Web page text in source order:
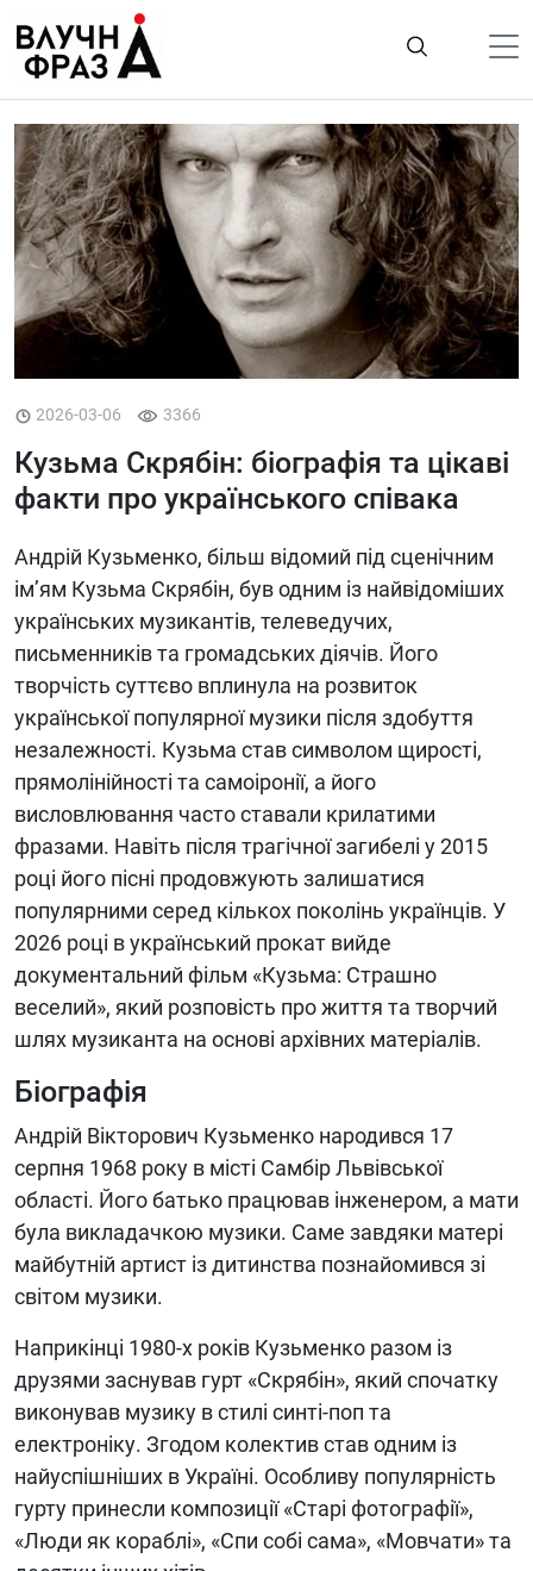
содержимому
Політика
Гроші
Життя
Лайфстайл
ТехноНаука
Людина
Про нас
2026-03-06 3366
Кузьма Скрябін: біографія та цікаві
факти про українського співака
Андрій Кузьменко, більш відомий під сценічним
ім’ям Кузьма Скрябін, був одним із найвідоміших
українських музикантів, телеведучих,
письменників та громадських діячів. Його
творчість суттєво вплинула на розвиток
української популярної музики після здобуття
незалежності. Кузьма став символом щирості,
прямолінійності та самоіронії, а його
висловлювання часто ставали крилатими
фразами. Навіть після трагічної загибелі у 2015
році його пісні продовжують залишатися
популярними серед кількох поколінь українців. У
2026 році в український прокат вийде
документальний фільм «Кузьма: Страшно
веселий», який розповість про життя та творчий
шлях музиканта на основі архівних матеріалів.
Біографія
Андрій Вікторович Кузьменко народився 17
серпня 1968 року в місті Самбір Львівської
області. Його батько працював інженером, а мати
була викладачкою музики. Саме завдяки матері
майбутній артист із дитинства познайомився зі
світом музики.
Наприкінці 1980-х років Кузьменко разом із
друзями заснував гурт «Скрябін», який спочатку
виконував музику в стилі синті-поп та
електроніку. Згодом колектив став одним із
найуспішніших в Україні. Особливу популярність
гурту принесли композиції «Старі фотографії»,
«Люди як кораблі», «Спи собі сама», «Мовчати» та